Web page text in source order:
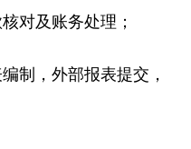
对及账务处理；
制，外部报表提交，